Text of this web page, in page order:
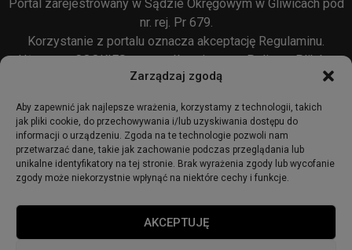
Zarządzaj zgodą
Aby zapewnić jak najlepsze wrażenia, korzystamy z technologii, takich
jak pliki cookie, do przechowywania i/lub uzyskiwania dostępu do
informacji o urządzeniu. Zgoda na te technologie pozwoli nam
przetwarzać dane, takie jak zachowanie podczas przeglądania lub
unikalne identyfikatory na tej stronie. Brak wyrażenia zgody lub wycofanie
zgody może niekorzystnie wpłynąć na niektóre cechy i funkcje.
AKCEPTUJĘ
Portal zarejestrowany w Sądzie Okręgowym w Gliwicach pod
nr. rej. Pr 679.
Korzystanie z portalu oznacza akceptację Regulaminu
Używamy COOKIES w sposób opisany wPolityce Plików
Cookie
© 2018 - zabrze24.info.